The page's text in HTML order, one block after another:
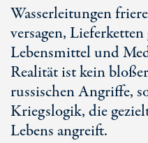
Wasserleitungen
versagen,
Lebensmittel und
Realität ist kein
russischen Angriffe,
Kriegslogik, die
Lebens angreift.